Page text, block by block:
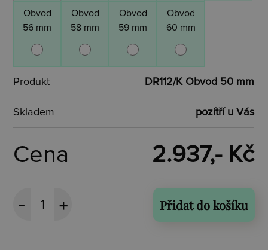
Obvod
56 mm
Obvod
58 mm
Obvod
59 mm
Obvod
60 mm
Produkt DR112/K Obvod 50 mm
Skladem pozítří u Vás
Cena 2.937,- Kč
Přidat do košíku